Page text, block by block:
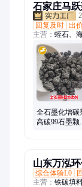
石家庄马
回复及时 出
主营： 蛭石、
油焦、石墨颗
长石、叶腊石
全石墨化增碳
高碳99石墨颗粒
山东万泓
综合体验L0
主营： 铁碳填